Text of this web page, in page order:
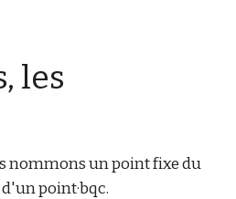
les
nommons un point fixe du
point·bqc.